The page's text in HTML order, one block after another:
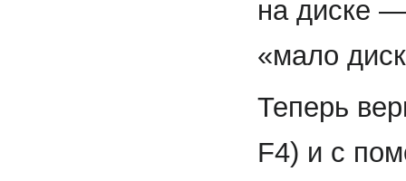
на диске
«мало
Теперь
F4) и с